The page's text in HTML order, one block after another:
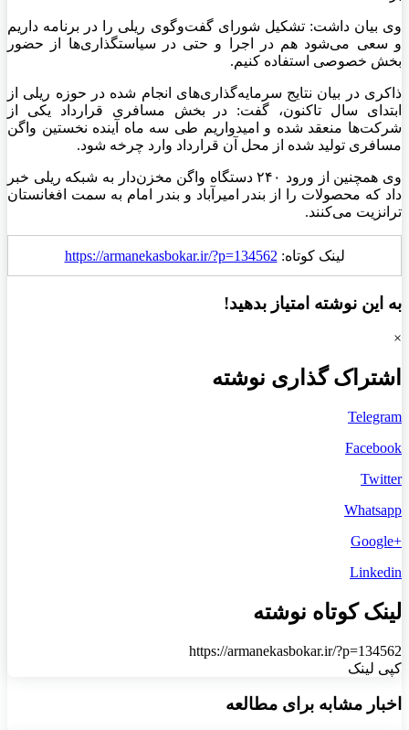
وی بیان داشت: تشکیل شورای گفت‌وگوی ریلی را در برنامه داریم
و سعی می‌شود هم در اجرا و حتی در سیاستگذاری‌ها از حضور
بخش خصوصی استفاده کنیم.
ذاکری در بیان نتایج سرمایه‌گذاری‌های انجام شده در حوزه ریلی از
ابتدای سال تاکنون، گفت: در بخش مسافری قرارداد یکی از
شرکت‌ها منعقد شده و امیدواریم طی سه ماه آینده نخستین واگن
مسافری تولید شده از محل آن قرارداد وارد چرخه شود.
وی همچنین از ورود ۲۴۰ دستگاه واگن مخزن‌دار به شبکه ریلی خبر
داد که محصولات را از بندر امیرآباد و بندر امام به سمت افغانستان
ترانزیت می‌کنند.
لینک کوتاه: https://armanekasbokar.ir/?p=134562
به این نوشته امتیاز بدهید!
×
اشتراک گذاری نوشته
Telegram
Facebook
Twitter
Whatsapp
+Google
Linkedin
لینک کوتاه نوشته
https://armanekasbokar.ir/?p=134562
کپی لینک
اخبار مشابه برای مطالعه